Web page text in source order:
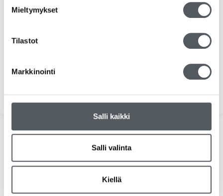
Mieltymykset
Tilastot
Markkinointi
Salli kaikki
Salli valinta
Kiellä
Tork
Tarjoukset